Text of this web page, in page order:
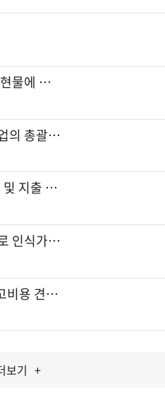
전년도 지부에서 기부받은 현물에 대한 기부금영수증 발행
재단의 일반사업과 정부사업의 총괄 재무제표 작성 여부
결산공시 '기부금품의 수입 및 지출 명세서' 관련 문의
조건부 기부가 출연재산으로 인식가능한지 여부
2023년 결산 및 법인세 신고비용 견적 문의 드립니다.
보기 +